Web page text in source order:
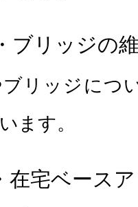
ブリッジの
リッジにつ
ます。
在宅ベース